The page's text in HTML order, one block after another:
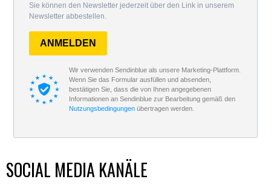
Sie können den Newsletter jederzeit über den Link in unserem
Newsletter abbestellen.
ANMELDEN
Wir verwenden Sendinblue als unsere Marketing-Plattform.
Wenn Sie das Formular ausfüllen und absenden,
bestätigen Sie, dass die von Ihnen angegebenen
Informationen an Sendinblue zur Bearbeitung gemäß den
Nutzungsbedingungenübertragen werden.
SOCIAL MEDIA KANÄLE